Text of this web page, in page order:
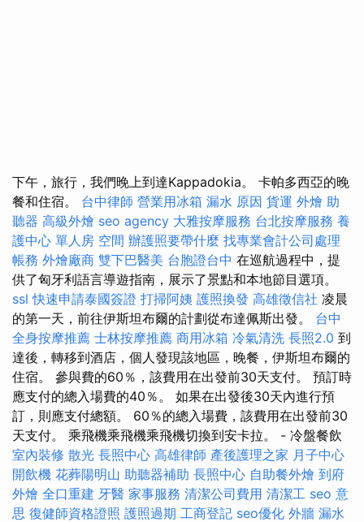
下午，旅行，我們晚上到達Kappadokia。 卡帕多西亞的晚
餐和住宿。 台中律師 營業用冰箱 漏水 原因 貨運 外燴 助
聽器 高級外燴 seo agency 大雅按摩服務 台北按摩服務 養
護中心 單人房 空間 辦護照要帶什麼 找專業會計公司處理
帳務 外燴廠商 雙下巴醫美 台胞證台中 在巡航過程中，提
供了匈牙利語言導遊指南，展示了景點和本地節目選項。
ssl 快速申請泰國簽證 打掃阿姨 護照換發 高雄徵信社 凌晨
的第一天，前往伊斯坦布爾的計劃從布達佩斯出發。 台中
全身按摩推薦 士林按摩推薦 商用冰箱 冷氣清洗 長照2.0 到
達後，轉移到酒店，個人發現該地區，晚餐，伊斯坦布爾的
住宿。 參與費的60％，該費用在出發前30天支付。 預訂時
應支付的總入場費的40％。 如果在出發後30天內進行預
訂，則應支付總額。 60％的總入場費，該費用在出發前30
天支付。 乘飛機乘飛機乘飛機切換到安卡拉。 - 冷盤餐飲
室內裝修 散光 長照中心 高雄律師 產後護理之家 月子中心
開飲機 花葬陽明山 助聽器補助 長照中心 自助餐外燴 到府
外燴 全口重建 牙醫 家事服務 清潔公司費用 清潔工 seo 意
思 復健師資格證照 護照過期 工商登記 seo優化 外牆 漏水